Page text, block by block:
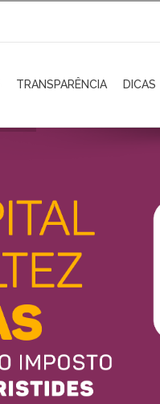
TRANSPARÊNCIA DICAS